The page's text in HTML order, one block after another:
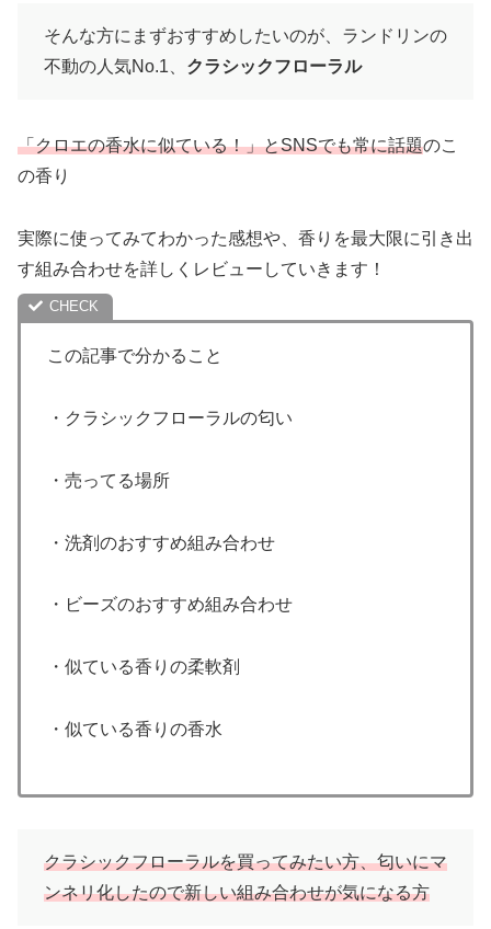
そんな方にまずおすすめしたいのが、ランドリンの
不動の人気No.1、 クラシックフローラル
「クロエの香水に似ている！」とSNSでも常に話題のこ
の香り
実際に使ってみてわかった感想や、香りを最大限に引き出
す組み合わせを詳しくレビューしていきます！
この記事で分かること
・クラシックフローラルの匂い
・売ってる場所
・洗剤のおすすめ組み合わせ
・ビーズのおすすめ組み合わせ
・似ている香りの柔軟剤
・似ている香りの香水
クラシックフローラルを買ってみたい方、匂いにマ
ンネリ化したので新しい組み合わせが気になる方